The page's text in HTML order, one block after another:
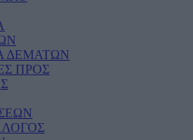
ΔΕΜΑΤΩΝ
ΠΡΟΣ